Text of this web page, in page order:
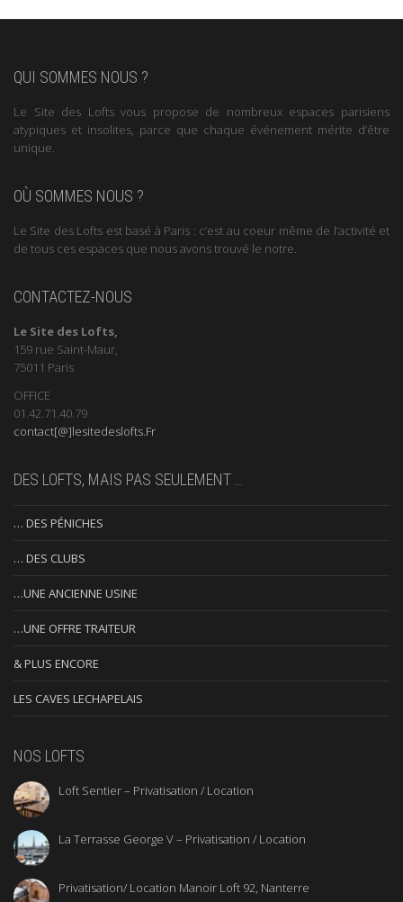
QUI SOMMES NOUS ?
Le Site des Lofts vous propose de nombreux espaces parisiens
atypiques et insolites, parce que chaque événement mérite d’être
unique.
OÙ SOMMES NOUS ?
Le Site des Lofts est basé à Paris : c’est au coeur même de l’activité et
de tous ces espaces que nous avons trouvé le notre.
CONTACTEZ-NOUS
Le Site des Lofts,
159 rue Saint-Maur,
75011 Paris
OFFICE
01.42.71.40.79
contact[@]lesitedeslofts.Fr
DES LOFTS, MAIS PAS SEULEMENT …
… DES PÉNICHES
… DES CLUBS
…UNE ANCIENNE USINE
…UNE OFFRE TRAITEUR
& PLUS ENCORE
LES CAVES LECHAPELAIS
NOS LOFTS
Loft Sentier – Privatisation / Location
La Terrasse George V – Privatisation / Location
Privatisation/ Location Manoir Loft 92, Nanterre